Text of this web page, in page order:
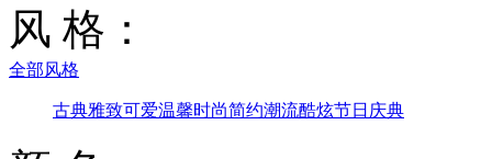
风 格：
全部风格
古典雅致可爱温馨时尚简约潮流酷炫节日庆典